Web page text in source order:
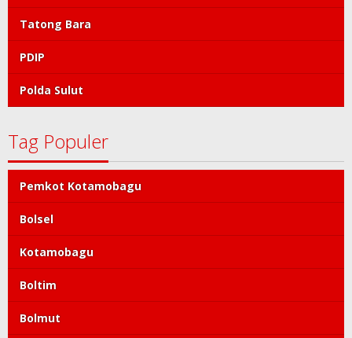
Tatong Bara
PDIP
Polda Sulut
Tag Populer
Pemkot Kotamobagu
Bolsel
Kotamobagu
Boltim
Bolmut